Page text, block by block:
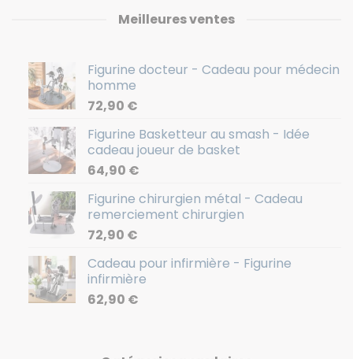
Meilleures ventes
Figurine docteur - Cadeau pour médecin
homme
72,90 €
Figurine Basketteur au smash - Idée
cadeau joueur de basket
64,90 €
Figurine chirurgien métal - Cadeau
remerciement chirurgien
72,90 €
Cadeau pour infirmière - Figurine
infirmière
62,90 €